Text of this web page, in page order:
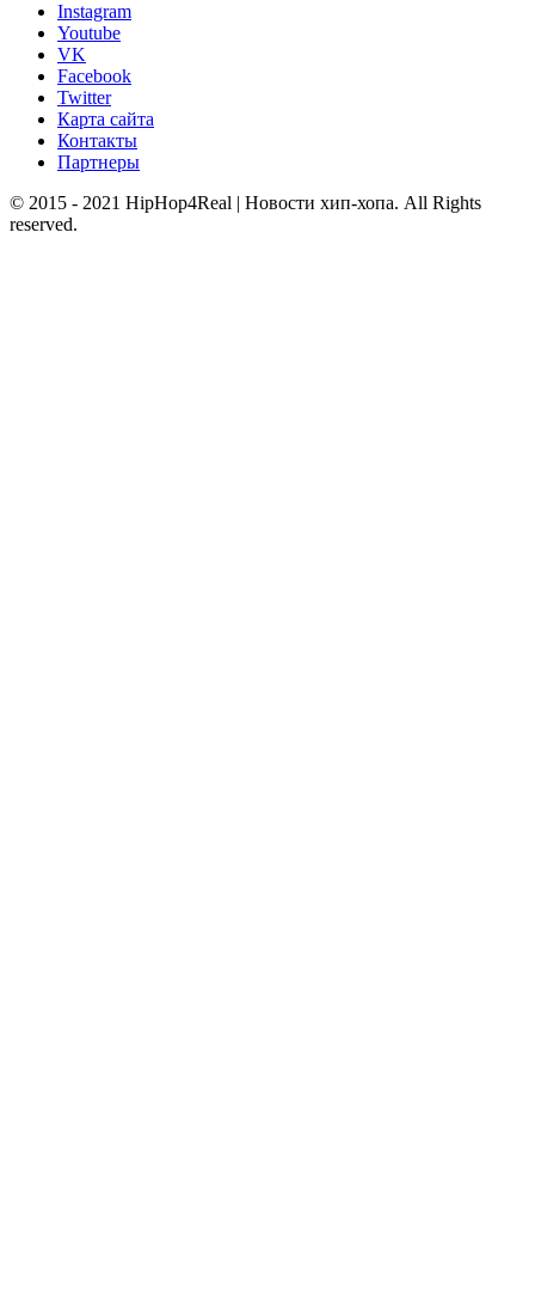
Instagram
Youtube
VK
Facebook
Twitter
Карта сайта
Контакты
Партнеры
© 2015 - 2021 HipHop4Real | Новости хип-хопа. All Rights
reserved.